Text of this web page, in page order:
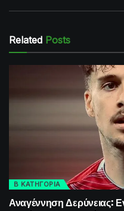
Related Posts
Β ΚΑΤΗΓΟΡΙΑ
Αναγέννηση Δερύνειας: